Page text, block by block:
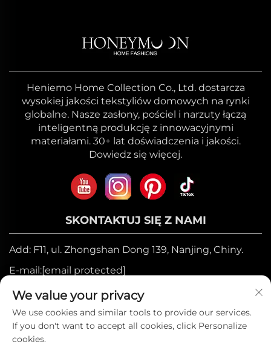
Heniemo Home Collection Co., Ltd. dostarcza
wysokiej jakości tekstyliów domowych na rynki
globalne. Nasze zasłony, pościel i narzuty łączą
inteligentną produkcję z innowacyjnymi
materiałami. 30+ lat doświadczenia i jakości.
Dowiedz się więcej.
SKONTAKTUJ SIĘ Z NAMI
Add: F11, ul. Zhongshan Dong 139, Nanjing, Chiny.
E-mail:[email protected]
Telefon komórkowy:+86-17327710449
Tel.: +86-025-84573776
We value your privacy
We use cookies and similar tools to provide our services.
If you don't want to accept all cookies, click Personalize
cookies.